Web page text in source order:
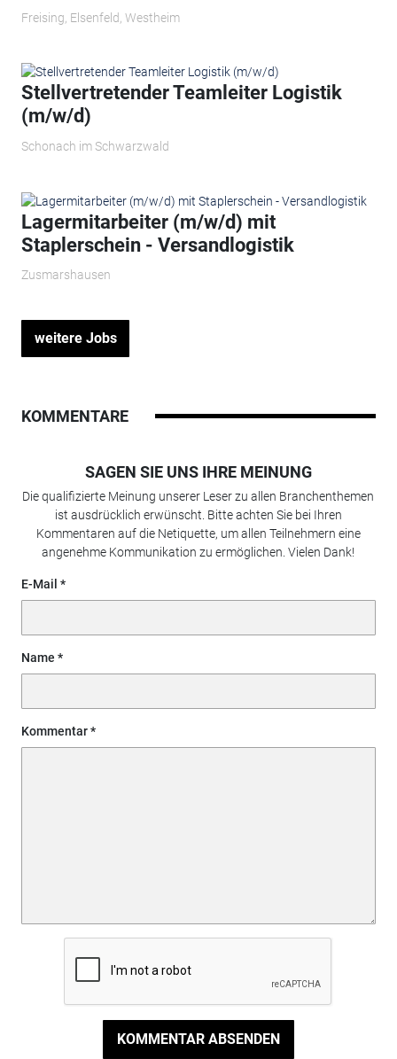
Freising, Elsenfeld, Westheim
Stellvertretender Teamleiter Logistik
(m/w/d)
Schonach im Schwarzwald
Lagermitarbeiter (m/w/d) mit
Staplerschein - Versandlogistik
Zusmarshausen
weitere Jobs
KOMMENTARE
SAGEN SIE UNS IHRE MEINUNG
Die qualifizierte Meinung unserer Leser zu allen Branchenthemen
ist ausdrücklich erwünscht. Bitte achten Sie bei Ihren
Kommentaren auf die Netiquette, um allen Teilnehmern eine
angenehme Kommunikation zu ermöglichen. Vielen Dank!
E-Mail
Name
Kommentar
KOMMENTAR ABSENDEN